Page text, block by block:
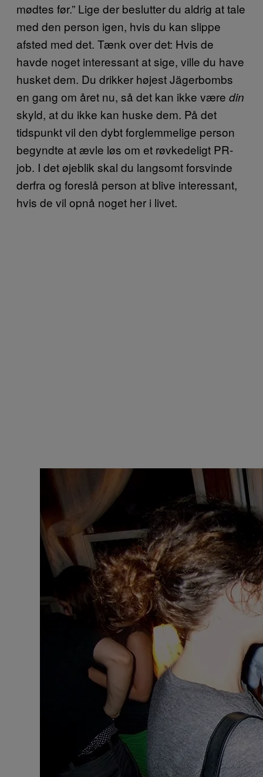
mødtes før.” Lige der beslutter du aldrig at tale
med den person igen, hvis du kan slippe
afsted med det. Tænk over det: Hvis de
havde noget interessant at sige, ville du have
husket dem. Du drikker højest Jägerbombs
en gang om året nu, så det kan ikke være din
skyld, at du ikke kan huske dem. På det
tidspunkt vil den dybt forglemmelige person
begyndte at ævle løs om et røvkedeligt PR-
job. I det øjeblik skal du langsomt forsvinde
derfra og foreslå person at blive interessant,
hvis de vil opnå noget her i livet.